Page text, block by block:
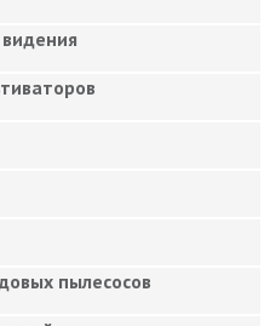
пылесосов